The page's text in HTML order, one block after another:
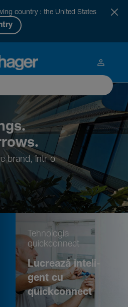
country : the United States
brand, într-o
Tehno­logia
quickconnect
Lucrează inte­li­
gent cu
quickconnect